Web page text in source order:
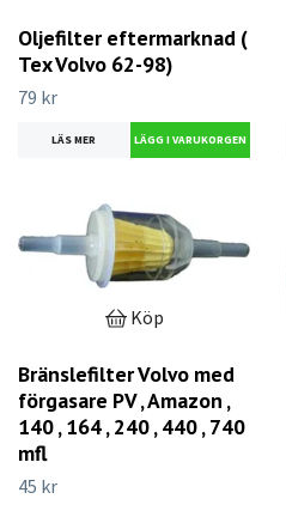
Oljefilter eftermarknad (
Tex Volvo 62-98)
79 kr
LÄS MER
Köp
Bränslefilter Volvo med
förgasare PV , Amazon ,
140 , 164 , 240 , 440 , 740
mfl
45 kr